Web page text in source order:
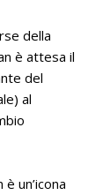
della
è attesa il
del
al
un’icona